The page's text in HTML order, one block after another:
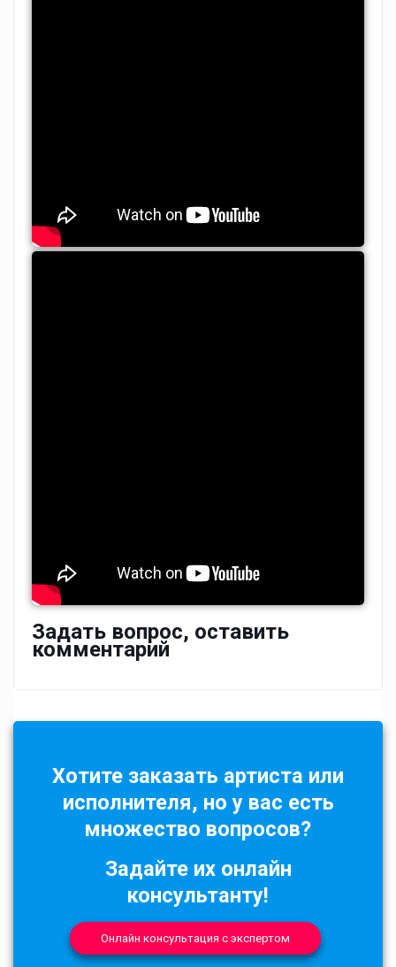
Задать вопрос, оставить
комментарий
Хотите заказать артиста или
исполнителя, но у вас есть
множество вопросов?
Задайте их онлайн
консультанту!
Онлайн консультация с экспертом